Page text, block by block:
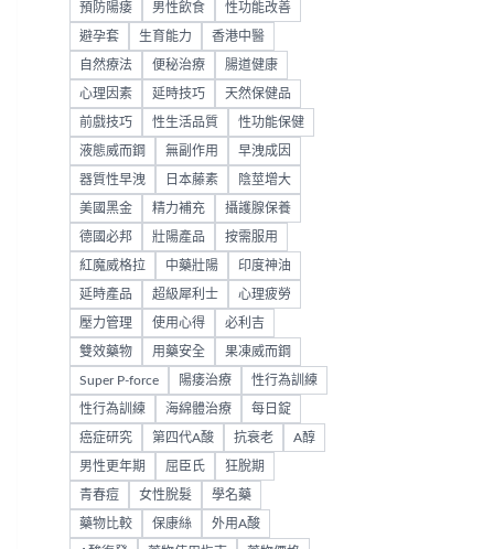
預防陽痿 男性飲食 性功能改善
避孕套 生育能力 香港中醫
自然療法 便秘治療 腸道健康
心理因素 延時技巧 天然保健品
前戲技巧 性生活品質 性功能保健
液態威而鋼 無副作用 早洩成因
器質性早洩 日本藤素 陰莖增大
美國黑金 精力補充 攝護腺保養
德國必邦 壯陽產品 按需服用
紅魔威格拉 中藥壯陽 印度神油
延時產品 超級犀利士 心理疲勞
壓力管理 使用心得 必利吉
雙效藥物 用藥安全 果凍威而鋼
Super P-force 陽痿治療 性行為訓練
性行為訓練 海綿體治療 每日錠
癌症研究 第四代A酸 抗衰老 A醇
男性更年期 屈臣氏 狂脫期
青春痘 女性脫髮 學名藥
藥物比較 保康絲 外用A酸